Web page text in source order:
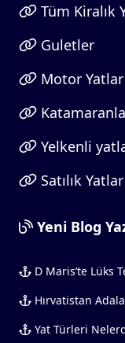
Tüm Kiralık
Guletler
Motor Yatlar
Yelkenli
Satılık Yatlar
Yeni Blog
D Maris’te Lüks
Hırvatistan
Yat Türleri